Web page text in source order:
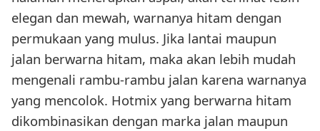
elegan dan mewah, warnanya hitam dengan
permukaan yang mulus. Jika lantai maupun
jalan berwarna hitam, maka akan lebih mudah
mengenali rambu-rambu jalan karena warnanya
yang mencolok. Hotmix yang berwarna hitam
dikombinasikan dengan marka jalan maupun